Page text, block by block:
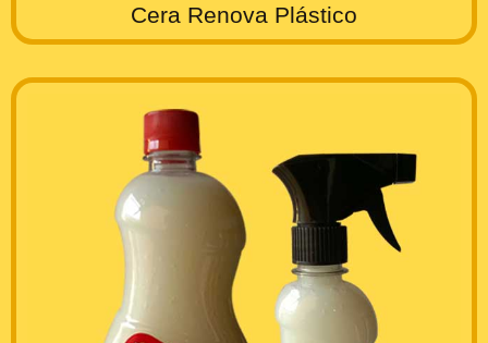
Cera Renova Plástico